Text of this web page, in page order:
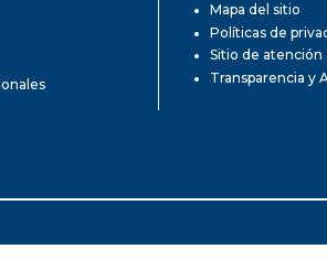
Mapa del sitio
Políticas de
Sitio de atención
Transparencia y